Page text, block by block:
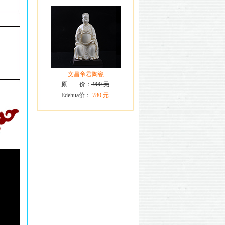
文昌帝君陶瓷
原 价：900 元
Edehua价： 780 元